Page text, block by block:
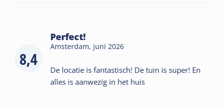
8,4
Perfect!
Amsterdam, juni 2026
De locatie is fantastisch! De tuin is super! En
alles is aanwezig in het huis